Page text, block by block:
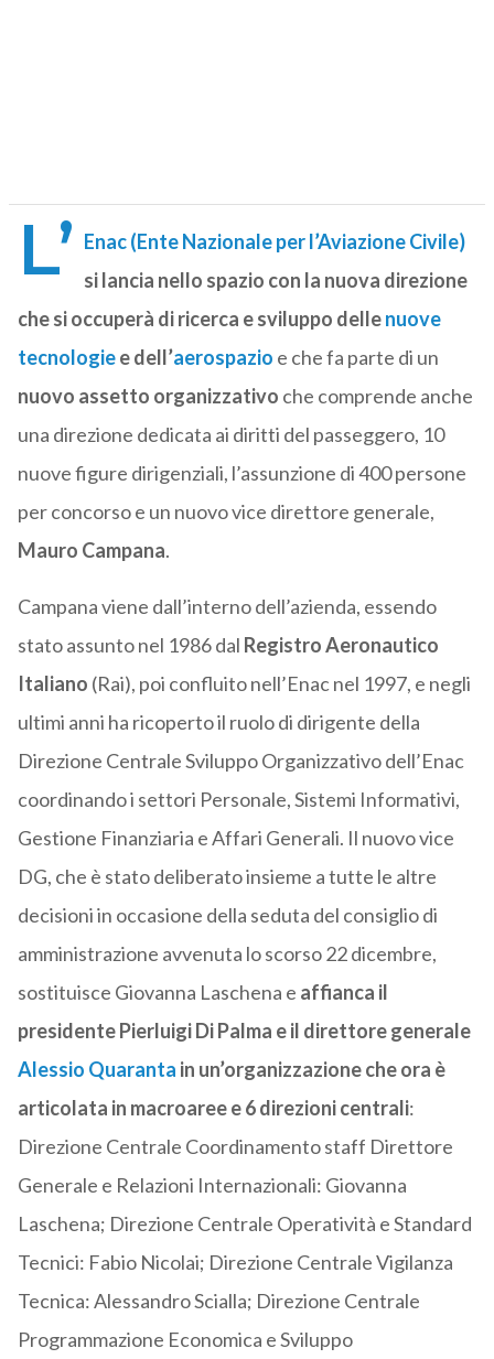
L’ Enac (Ente Nazionale per l’Aviazione Civile)
si lancia nello spazio con la nuova direzione
che si occuperà di ricerca e sviluppo dellenuove
tecnologiee dell’aerospazio e che fa parte di un
nuovo assetto organizzativo che comprende anche
una direzione dedicata ai diritti del passeggero, 10
nuove figure dirigenziali, l’assunzione di 400 persone
per concorso e un nuovo vice direttore generale,
Mauro Campana.
Campana viene dall’interno dell’azienda, essendo
stato assunto nel 1986 dal Registro Aeronautico
Italiano (Rai), poi confluito nell’Enac nel 1997, e negli
ultimi anni ha ricoperto il ruolo di dirigente della
Direzione Centrale Sviluppo Organizzativo dell’Enac
coordinando i settori Personale, Sistemi Informativi,
Gestione Finanziaria e Affari Generali. Il nuovo vice
DG, che è stato deliberato insieme a tutte le altre
decisioni in occasione della seduta del consiglio di
amministrazione avvenuta lo scorso 22 dicembre,
sostituisce Giovanna Laschena e affianca il
presidente Pierluigi Di Palma e il direttore generale
Alessio Quaranta in un’organizzazione che ora è
articolata in macroaree e 6 direzioni centrali:
Direzione Centrale Coordinamento staff Direttore
Generale e Relazioni Internazionali: Giovanna
Laschena; Direzione Centrale Operatività e Standard
Tecnici: Fabio Nicolai; Direzione Centrale Vigilanza
Tecnica: Alessandro Scialla; Direzione Centrale
Programmazione Economica e Sviluppo